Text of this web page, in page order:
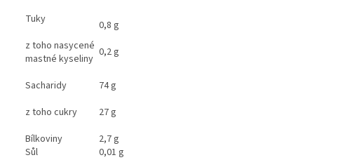
Tuky
z toho nasycené
mastné kyseliny
0,8 g
0,2 g
Sacharidy
z toho cukry
74 g
27 g
Bílkoviny
2,7 g
Sůl
0,01 g